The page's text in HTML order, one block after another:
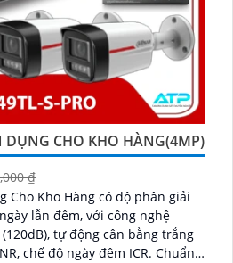
DỤNG CHO KHO HÀNG(4MP)
₫
Cho Kho Hàng có độ phân giải
lẫn đêm, với công nghệ
tự động cân bằng trắng
độ ngày đêm ICR. Chuẩn